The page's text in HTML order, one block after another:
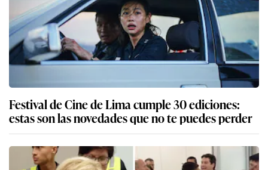
Festival de Cine de Lima cumple 30 ediciones:
estas son las novedades que no te puedes perder